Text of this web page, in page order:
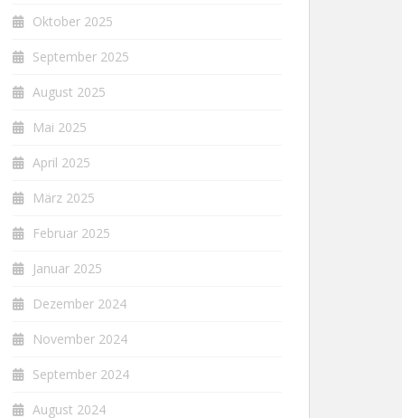
Oktober 2025
September 2025
August 2025
Mai 2025
April 2025
März 2025
Februar 2025
Januar 2025
Dezember 2024
November 2024
September 2024
August 2024